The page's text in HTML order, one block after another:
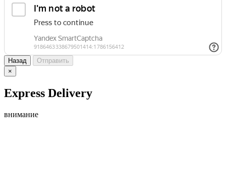
Назад
Отправить
×
Express Delivery
внимание